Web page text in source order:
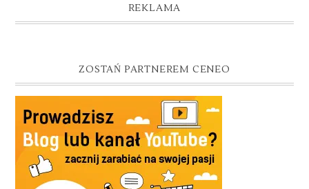
REKLAMA
ZOSTAŃ PARTNEREM CENEO